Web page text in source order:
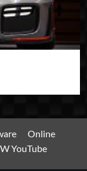
Online
YouTube